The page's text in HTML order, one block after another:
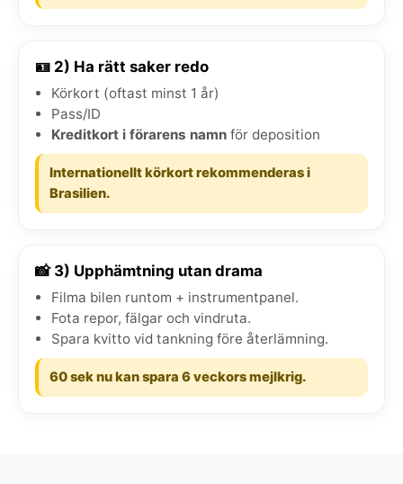
🪪 2) Ha rätt saker redo
Körkort (oftast minst 1 år)
Pass/ID
Kreditkort i förarens namn för deposition
Internationellt körkort rekommenderas i
Brasilien.
📸 3) Upphämtning utan drama
Filma bilen runtom + instrumentpanel.
Fota repor, fälgar och vindruta.
Spara kvitto vid tankning före återlämning.
60 sek nu kan spara 6 veckors mejlkrig.